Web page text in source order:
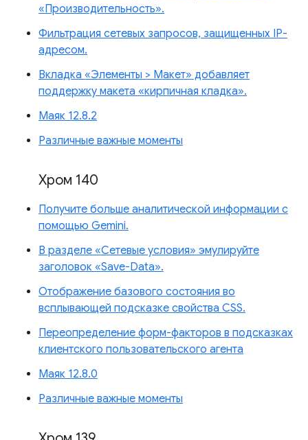
«Производительность».
Фильтрация сетевых запросов, защищенных IP-
адресом.
Вкладка «Элементы > Макет» добавляет
поддержку макета «кирпичная кладка».
Маяк 12.8.2
Различные важные моменты
Хром 140
Получите больше аналитической информации с
помощью Gemini.
В разделе «Сетевые условия» эмулируйте
заголовок «Save-Data».
Отображение базового состояния во
всплывающей подсказке свойства CSS.
Переопределение форм-факторов в подсказках
клиентского пользовательского агента
Маяк 12.8.0
Различные важные моменты